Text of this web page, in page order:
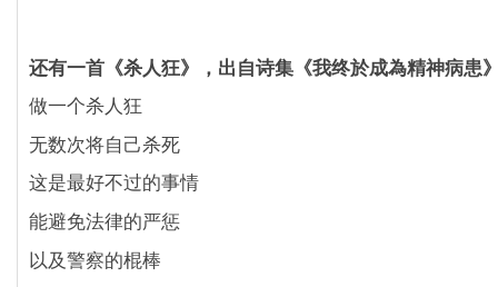
还有一首《杀人狂》，出自诗集《我终於成為精神病患
做一个杀人狂
无数次将自己杀死
这是最好不过的事情
能避免法律的严惩
以及警察的棍棒